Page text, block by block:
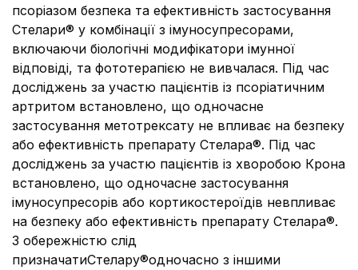
псоріазом безпека та ефективність застосування
Стелари® у комбінації з імуносупресорами,
включаючи біологічні модифікатори імунної
відповіді, та фототерапією не вивчалася. Під час
досліджень за участю пацієнтів із псоріатичним
артритом встановлено, що одночасне
застосування метотрексату не впливає на безпеку
або ефективність препарату Стелара®. Під час
досліджень за участю пацієнтів із хворобою Крона
встановлено, що одночасне застосування
імуносупресорів або кортикостероїдів невпливає
на безпеку або ефективність препарату Стелара®.
З обережністю слід
призначатиСтелару®одночасно з іншими